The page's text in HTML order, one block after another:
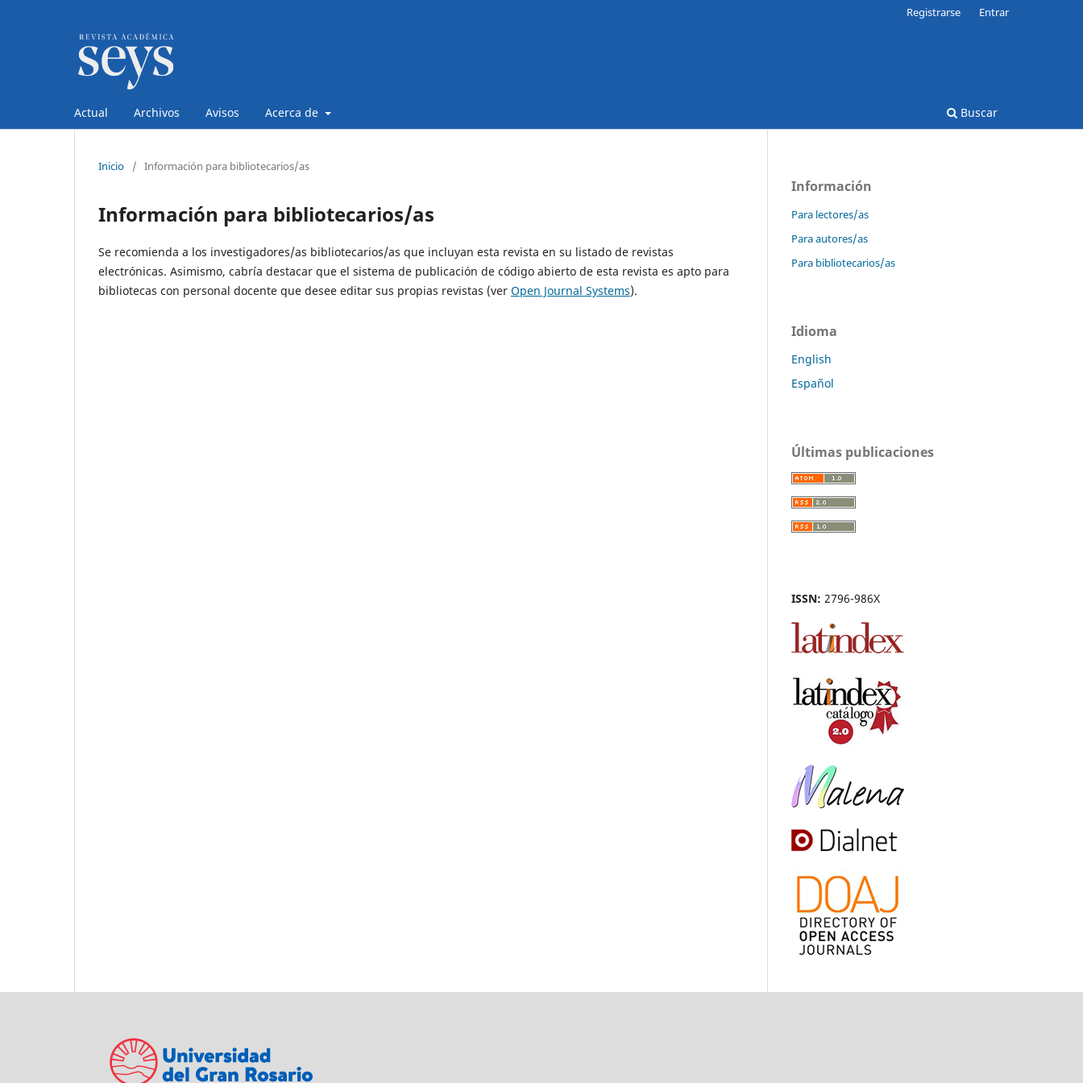
Actual Archivos Avisos Acerca de Buscar
Registrarse Entrar
Inicio / Información para bibliotecarios/as
Información para bibliotecarios/as
Se recomienda a los investigadores/as bibliotecarios/as que incluyan esta revista en su listado de revistas
electrónicas. Asimismo, cabría destacar que el sistema de publicación de código abierto de esta revista es apto para
bibliotecas con personal docente que desee editar sus propias revistas (ver Open Journal Systems).
Información
Para lectores/as
Para autores/as
Para bibliotecarios/as
Idioma
English
Español
Últimas publicaciones
ISSN: 2796-986X